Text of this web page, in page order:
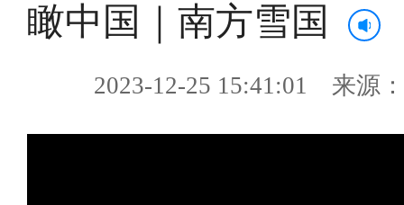
瞰中国｜南方雪国
2023-12-25 15:41:01 来源